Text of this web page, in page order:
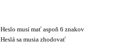
Heslo musí mať aspoň 6 znakov
Heslá sa musia zhodovať